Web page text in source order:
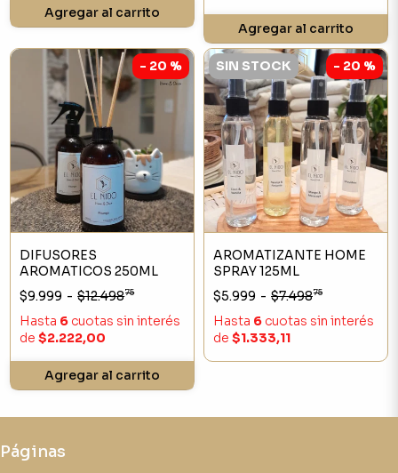
Agregar al carrito
Agregar al carrito
- 20 %
DIFUSORES
AROMATICOS 250ML
$9.999 - $12.49875
Hasta 6 cuotas sin interés
de$2.222,00
Agregar al carrito
SIN STOCK - 20 %
AROMATIZANTE HOME
SPRAY 125ML
$5.999 - $7.49875
Hasta 6 cuotas sin interés
de $1.333,11
Páginas